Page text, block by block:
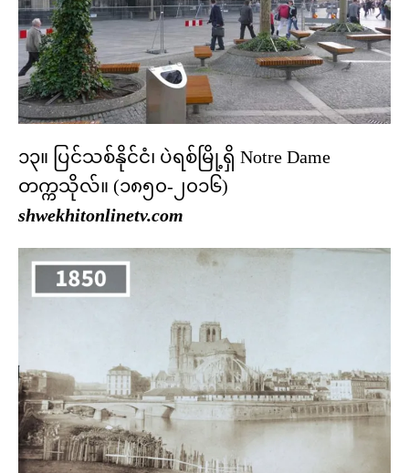
၁၃။ ပြင်သစ်နိုင်ငံ၊ ပဲရစ်မြို့ရှိ Notre Dame
တက္ကသိုလ်။ (၁၈၅၀-၂၀၁၆)
shwekhitonlinetv.com